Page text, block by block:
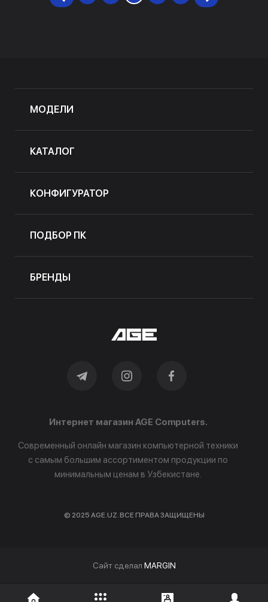
МОДЕЛИ
КАТАЛОГ
КОНФИГУРАТОР
ПОДБОР ПК
БРЕНДЫ
Интернет магазин AGE Computers.
Современный онлайн магазин компьютерной техники
с самым большим ассортиментом продукции по
минимальным ценам в Узбекистане.
© 2025 AGE.UZ. ВСЕ ПРАВА ЗАЩИЩЕНЫ
Cайт сделал MARGIN